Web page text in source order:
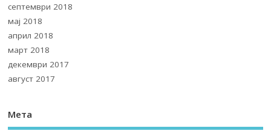
септември 2018
мај 2018
април 2018
март 2018
декември 2017
август 2017
Мета